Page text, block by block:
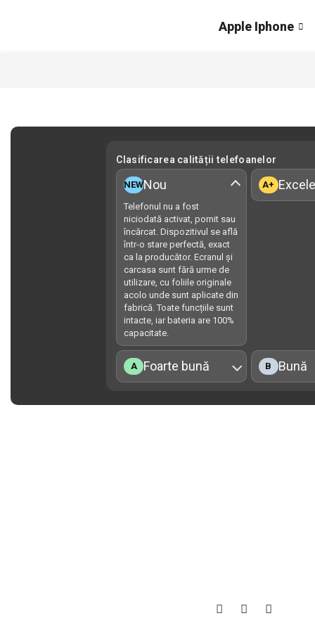
Apple Iphone
Clasificarea calității telefoanelor
NEWNou
Telefonul nu a fost
niciodată activat, pornit sau
încărcat. Dispozitivul se află
într-o stare perfectă, exact
ca la producător. Ecranul și
carcasa sunt fără urme de
utilizare, cu foliile originale
acolo unde sunt aplicate din
fabrică. Toate funcțiile sunt
intacte, iar bateria are 100%
capacitate.
A+
A Foarte bună B Bună